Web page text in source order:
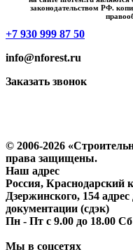
законодательством РФ.
+7 930 999 87 50
info@nforest.ru
Заказать звонок
© 2006-2026
права защищены.
Наш адрес
Россия, Краснодарский
Дзержинского, 154
документации (сдэк)
Пн - Пт с 9.00 до 18.00
Мы в соцсетях